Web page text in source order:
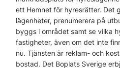
ett Hemnet för hyresrätter. Det
lägenheter, prenumerera på
byggs i området samt se vilka
fastigheter, även om det inte
nu. Tjänsten är reklam- och
bostad. Det Boplats Sverige